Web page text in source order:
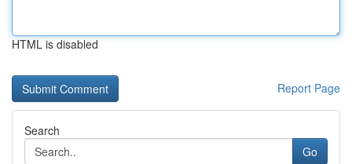
HTML is disabled
Report Page
Search
Go